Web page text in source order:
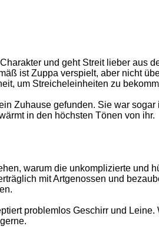
und geht Streit lieber aus
ist Zuppa verspielt, aber nicht
um Streicheleinheiten zu
Zuhause gefunden. Sie war
in den höchsten Tönen von ihr.
warum die unkomplizierte und
mit Artgenossen und
problemlos Geschirr und